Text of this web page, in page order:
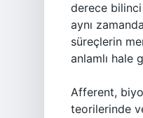
derece
aynı
süreçlerin
anlamlı hale
Afferent,
teorilerinde